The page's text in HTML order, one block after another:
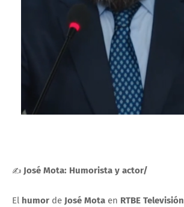
✍ José Mota: Humorista y actor/
El humor de José Mota en RTBE Televisión